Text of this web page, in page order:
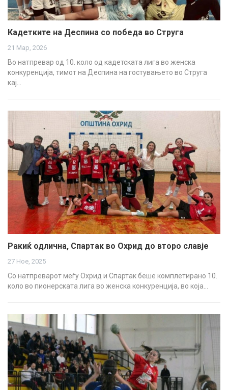
Кадетките на Деспина со победа во Струга
21 Мар, 2026
Во натпревар од 10. коло од кадетската лига во женска
конкуренција, тимот на Деспина на гостувањето во Струга
кај…
Ракиќ одлична, Спартак во Охрид до второ славје
27 Ное, 2025
Со натпреварот меѓу Охрид и Спартак беше комплетирано 10.
коло во пионерската лига во женска конкуренција, во која…